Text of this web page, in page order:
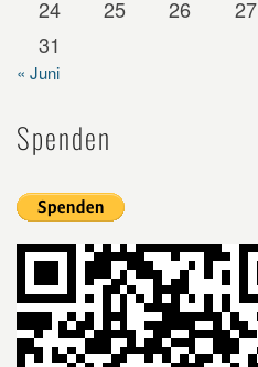
24 25 26 27
31
« Juni
Spenden